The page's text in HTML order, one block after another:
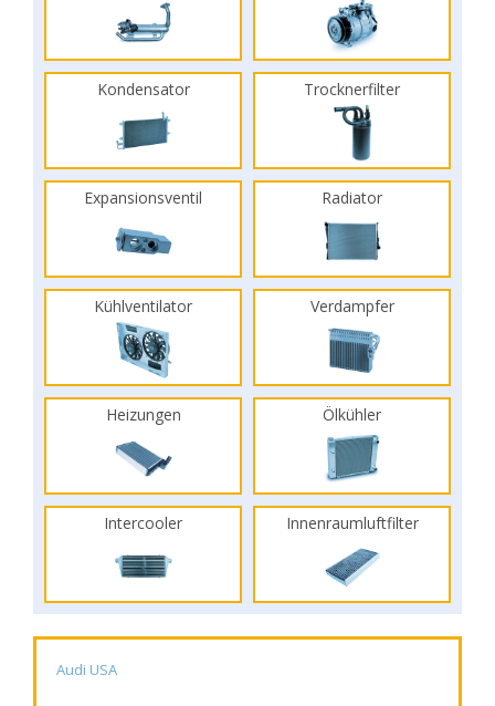
Kondensator Trocknerfilter
Expansionsventil Radiator
Kühlventilator Verdampfer
Heizungen Ölkühler
Intercooler Innenraumluftfilter
Audi USA